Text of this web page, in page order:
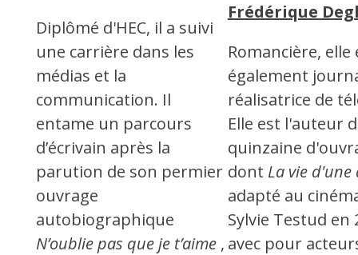
Diplômé d'HEC, il a suivi
une carrière dans les
médias et la
communication. Il
entame un parcours
d’écrivain après la
parution de son permier
ouvrage
autobiographique
N’oublie pas que je t’aime,
Frédérique
Romancière, elle
également
réalisatrice de
Elle est l'auteur
quinzaine
dont La vie d'une
adapté au
Sylvie Testud en
avec pour